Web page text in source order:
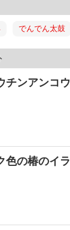
でんでん太鼓
チンアンコ
色の椿のイ